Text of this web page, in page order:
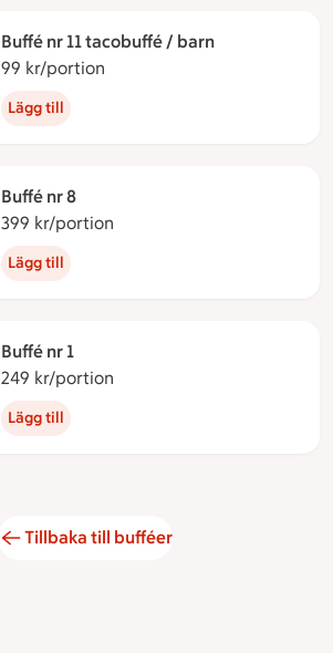
Buffé nr 11 tacobuffé / barn
99 kr/portion
Lägg till
Buffé nr 8
399 kr/portion
Lägg till
Buffé nr 1
249 kr/portion
Lägg till
Tillbaka till bufféer